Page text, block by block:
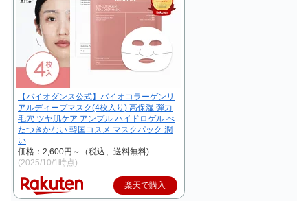
【バイオダンス公式】バイオコラーゲンリ
アルディープマスク(4枚入り) 高保湿 弾力
毛穴 ツヤ肌ケア アンプル ハイドロゲル べ
たつきかない 韓国コスメ マスクパック 潤
い
価格：2,600円～（税込、送料無料)
(2025/10/1時点)
楽天で購入